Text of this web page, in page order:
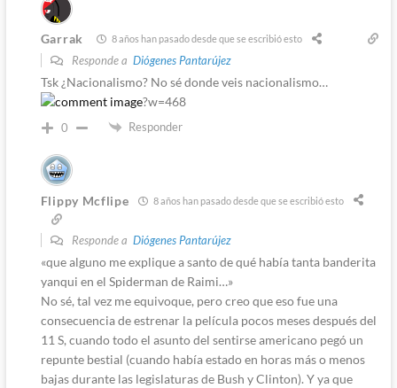
Garrak 8 años han pasado desde que se escribió esto
Responde a Diógenes Pantarújez
Tsk ¿Nacionalismo? No sé donde veis nacionalismo…
?w=468
0 Responder
Flippy Mcflipe 8 años han pasado desde que se escribió esto
Responde a Diógenes Pantarújez
«que alguno me explique a santo de qué había tanta banderita
yanqui en el Spiderman de Raimi…»
No sé, tal vez me equivoque, pero creo que eso fue una
consecuencia de estrenar la película pocos meses después del
11 S, cuando todo el asunto del sentirse americano pegó un
repunte bestial (cuando había estado en horas más o menos
bajas durante las legislaturas de Bush y Clinton). Y ya que